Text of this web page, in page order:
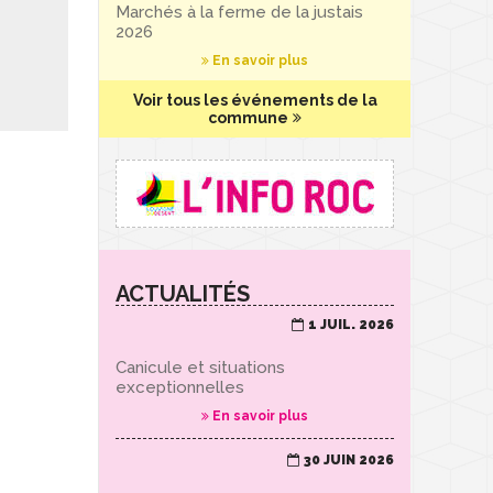
Marchés à la ferme de la justais
2026
En savoir plus
Voir tous les événements de la
commune
ACTUALITÉS
1 JUIL. 2026
Canicule et situations
exceptionnelles
En savoir plus
30 JUIN 2026